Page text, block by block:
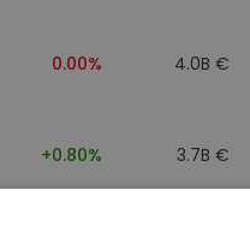
0.00% 4.0B €
+0.80% 3.7B €